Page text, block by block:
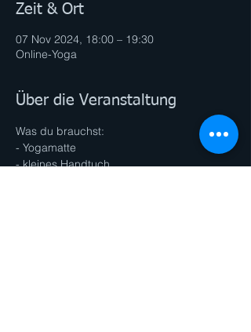
Zeit & Ort
07 Nov 2024, 18:00 – 19:30
Online-Yoga
Über die Veranstaltung
Was du brauchst:
- Yogamatte
- kleines Handtuch